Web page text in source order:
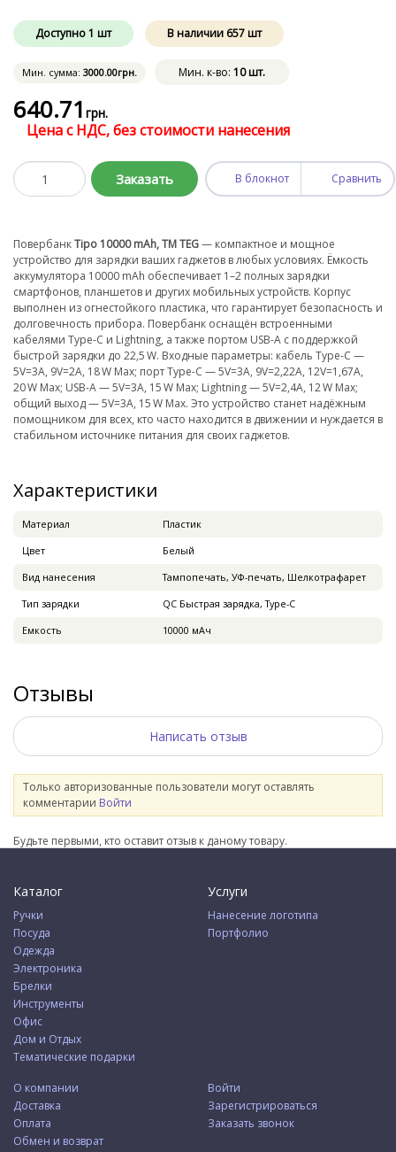
Доступно1 шт В наличии 657шт
Мин. сумма: 3000.00грн. Мин. к-во: 10 шт.
640.71 грн.
Цена с НДС, без стоимости нанесения
Заказать В блокнот Сравнить
ПовербанкTipo 10000 mAh, TM TEG— компактное и мощное
устройство для зарядки ваших гаджетов в любых условиях. Ёмкость
аккумулятора 10000 mAh обеспечивает 1–2 полных зарядки
смартфонов, планшетов и других мобильных устройств. Корпус
выполнен из огнестойкого пластика, что гарантирует безопасность и
долговечность прибора. Повербанк оснащён встроенными
кабелями Type-C и Lightning, а также портом USB-A с поддержкой
быстрой зарядки до 22,5 W. Входные параметры: кабель Type-C —
5V=3A, 9V=2A, 18 W Max; порт Type-C — 5V=3A, 9V=2,22A, 12V=1,67A,
20 W Max; USB-A — 5V=3A, 15 W Max; Lightning — 5V=2,4A, 12 W Max;
общий выход — 5V=3A, 15 W Max. Это устройство станет надёжным
помощником для всех, кто часто находится в движении и нуждается в
стабильном источнике питания для своих гаджетов.
Характеристики
Материал
Пластик
Цвет
Белый
Вид нанесения
Тампопечать, УФ-печать, Шелкотрафарет
Тип зарядки
QC Быстрая зарядка, Type-C
Емкость
10000 мАч
Отзывы
Написать отзыв
Только авторизованные пользователи могут оставлять
комментарии Войти
Будьте первыми, кто оставит отзыв к даному товару.
Каталог
Ручки
Посуда
Одежда
Электроника
Брелки
Инструменты
Офис
Дом и Отдых
Тематические подарки
Услуги
Нанесение логотипа
Портфолио
О компании
Доставка
Оплата
Обмен и возврат
Войти
Зарегистрироваться
Заказать звонок